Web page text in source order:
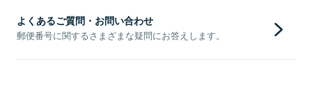
よくあるご質問・お問い合わせ
郵便番号に関するさまざまな疑問にお答えします。